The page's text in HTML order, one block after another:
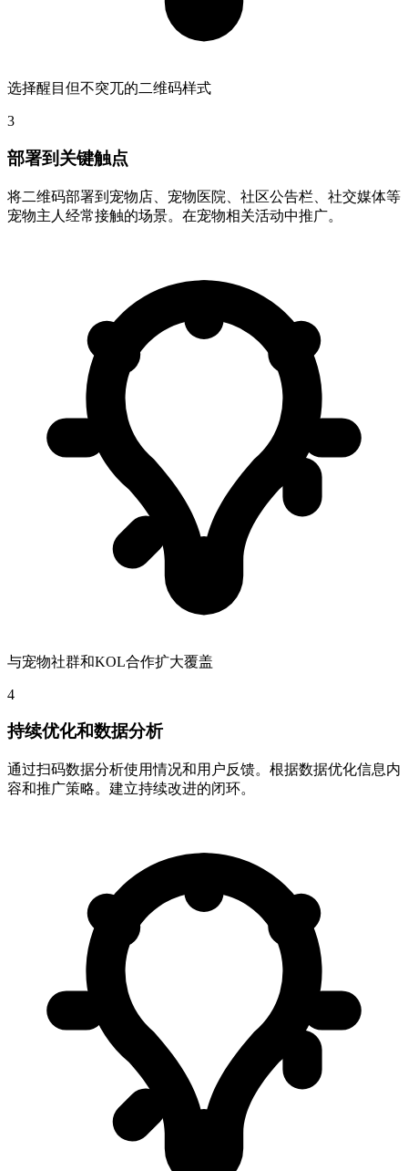
选择醒目但不突兀的二维码样式
3
部署到关键触点
将二维码部署到宠物店、宠物医院、社区公告栏、社交媒体等
宠物主人经常接触的场景。在宠物相关活动中推广。
与宠物社群和KOL合作扩大覆盖
4
持续优化和数据分析
通过扫码数据分析使用情况和用户反馈。根据数据优化信息内
容和推广策略。建立持续改进的闭环。